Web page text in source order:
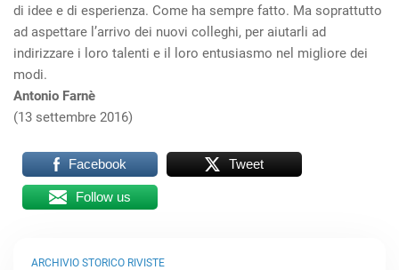
di idee e di esperienza. Come ha sempre fatto. Ma soprattutto
ad aspettare l’arrivo dei nuovi colleghi, per aiutarli ad
indirizzare i loro talenti e il loro entusiasmo nel migliore dei
modi.
Antonio Farnè
(13 settembre 2016)
Facebook Tweet
Follow us
ARCHIVIO STORICO RIVISTE